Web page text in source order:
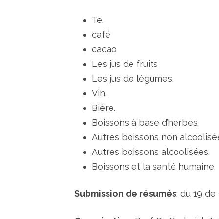
Te.
café
cacao
Les jus de fruits
Les jus de légumes.
Vin.
Bière.
Boissons à base d’herbes.
Autres boissons non
Autres boissons alcoolisées.
Boissons et la santé humaine.
Submission de résumés: du 19 de